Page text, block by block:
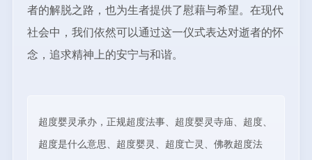
者的解脱之路，也为生者提供了慰藉与希望。在现代
社会中，我们依然可以通过这一仪式表达对逝者的怀
念，追求精神上的安宁与和谐。
超度婴灵承办，正规超度法事、超度婴灵寺庙、超度、
超度是什么意思、超度婴灵、超度亡灵、佛教超度法